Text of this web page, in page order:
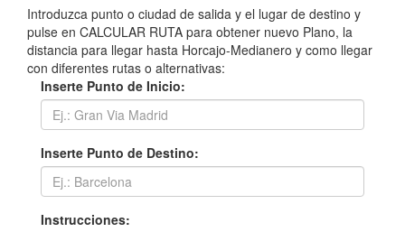
Introduzca punto o ciudad de salida y el lugar de destino y
pulse en CALCULAR RUTA para obtener nuevo Plano, la
distancia para llegar hasta Horcajo-Medianero y como llegar
con diferentes rutas o alternativas:
Inserte Punto de Inicio:
Inserte Punto de Destino:
Instrucciones: